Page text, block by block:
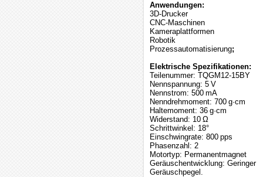
Anwendungen:
3D-Drucker
CNC-Maschinen
Kameraplattformen
Robotik
Prozessautomatisierung;
Elektrische Spezifikationen:
Teilenummer: TQGM12-15BY
Nennspannung: 5 V
Nennstrom: 500 mA
Nenndrehmoment: 700 g·cm
Haltemoment: 36 g·cm
Widerstand: 10 Ω
Schrittwinkel: 18°
Einschwingrate: 800 pps
Phasenzahl: 2
Motortyp: Permanentmagnet
Geräuschentwicklung: Geringer
Geräuschpegel.